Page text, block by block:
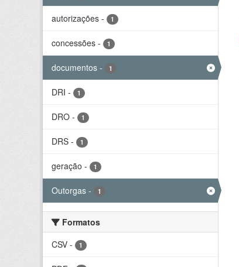
autorizações - 1
concessões - 1
documentos - 1
DRI - 1
DRO - 1
DRS - 1
geração - 1
Outorgas - 1
Formatos
CSV - 1